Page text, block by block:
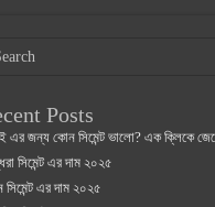
Posts
এর জন্য কোন সিমেন্ট ভালো? এক ক্লিকে
সিমেন্ট এর দাম ২০২৫
সিমেন্ট এর দাম ২০২৫